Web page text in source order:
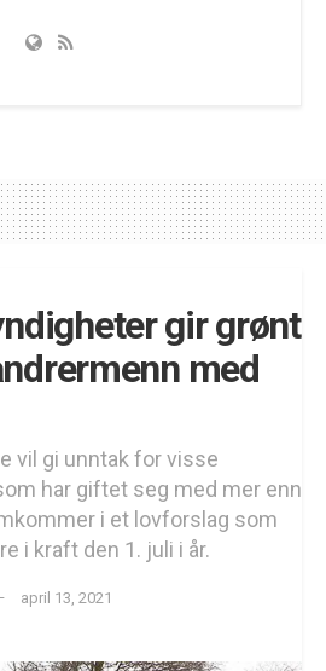
gir grønt
med
vil gi unntak for visse
har giftet seg med mer enn
i et lovforslag som
i kraft den 1. juli i år.
april 13, 2021